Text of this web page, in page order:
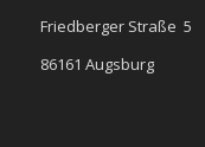
Friedberger Straße 5
86161 Augsburg